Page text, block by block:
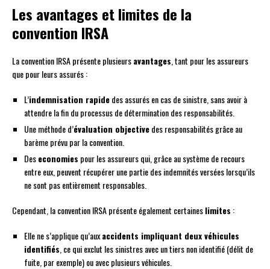
Les avantages et limites de la
convention IRSA
La convention IRSA présente plusieursavantages , tant pour les assureurs
que pour leurs assurés :
L’indemnisation rapidedes assurés en cas de sinistre, sans avoir à
attendre la fin du processus de détermination des responsabilités.
Une méthode d’évaluation objectivedes responsabilités grâce au
barème prévu par la convention.
Deseconomies pour les assureurs qui, grâce au système de recours
entre eux, peuvent récupérer une partie des indemnités versées lorsqu’ils
ne sont pas entièrement responsables.
Cependant, la convention IRSA présente également certaineslimites :
Elle ne s’applique qu’auxaccidents impliquant deux véhicules
identifiés , ce qui exclut les sinistres avec un tiers non identifié (délit de
fuite, par exemple) ou avec plusieurs véhicules.